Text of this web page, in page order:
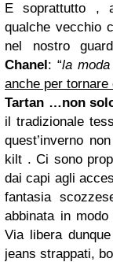
E soprattutto ,
qualche vecchio
nel nostro
Chanel : “la
anche per tornare
Tartan …non
il tradizionale
quest’inverno
kilt . Ci sono
dai capi agli
fantasia
abbinata in
Via libera
jeans strappati,